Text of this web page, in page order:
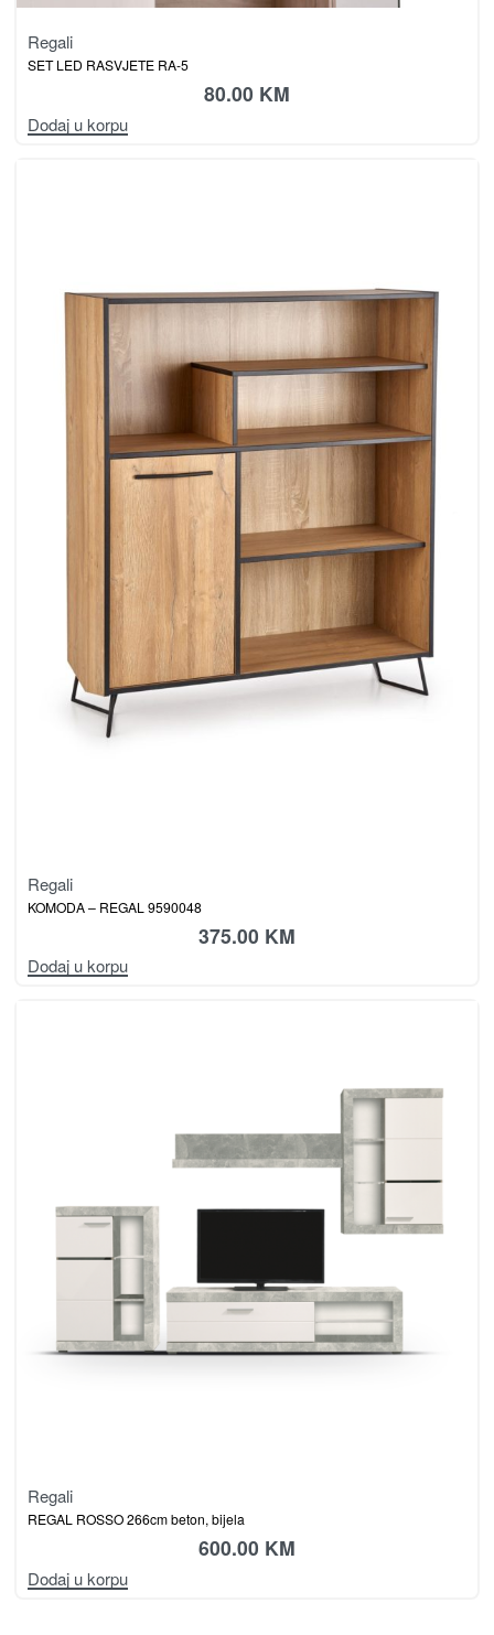
Regali
SET LED RASVJETE RA-5
80.00 KM
Dodaj u korpu
Regali
KOMODA – REGAL 9590048
375.00 KM
Dodaj u korpu
Regali
REGAL ROSSO 266cm beton, bijela
600.00 KM
Dodaj u korpu